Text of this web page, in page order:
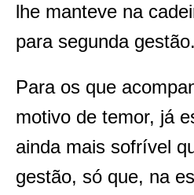
lhe manteve na
para segunda gestão.
Para os que
motivo de temor, já
ainda mais sofrível
gestão, só que, na